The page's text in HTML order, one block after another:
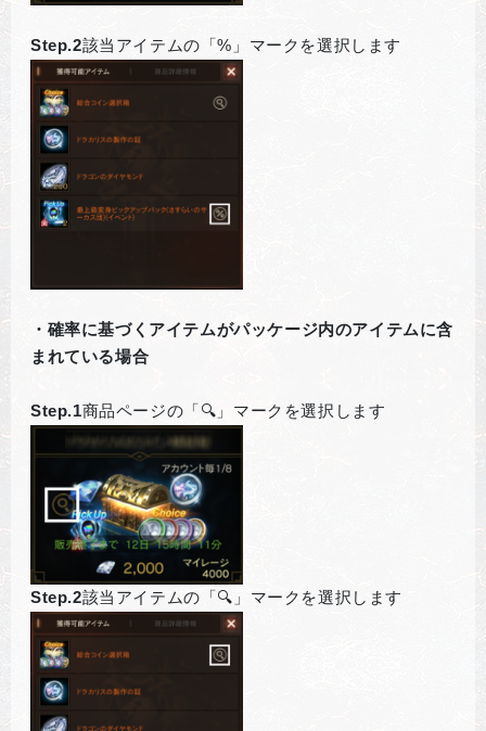
Step.2該当アイテムの「%」マークを選択します
・確率に基づくアイテムがパッケージ内のアイテムに含
まれている場合
Step.1商品ページの「🔍」マークを選択します
Step.2該当アイテムの「🔍」マークを選択します